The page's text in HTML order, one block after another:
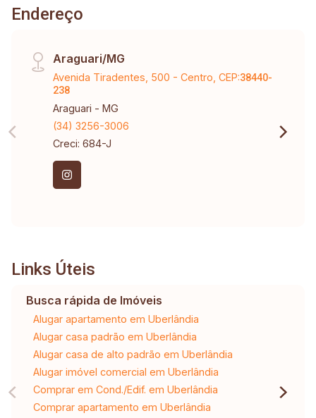
Endereço
Araguari/MG
Avenida Tiradentes, 500 - Centro, CEP:38440-
238
Araguari - MG
(34) 3256-3006
Creci: 684-J
Links Úteis
Busca rápida de Imóveis
Alugar apartamento em Uberlândia
Alugar casa padrão em Uberlândia
Alugar casa de alto padrão em Uberlândia
Alugar imóvel comercial em Uberlândia
Comprar em Cond./Edif. em Uberlândia
Comprar apartamento em Uberlândia